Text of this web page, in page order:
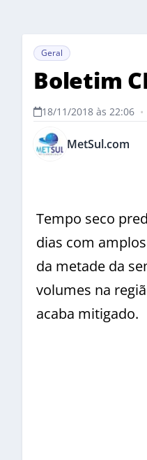
Geral
Boletim
18/11/2018 às 22:06 •
MetSul.com
Tempo seco
dias com
da metade da
volumes na
acaba mitigado.